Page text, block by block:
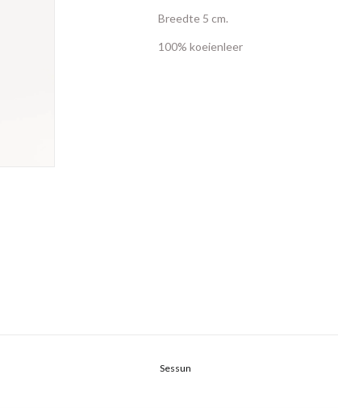
Breedte 5 cm.
100% koeienleer
Sessun